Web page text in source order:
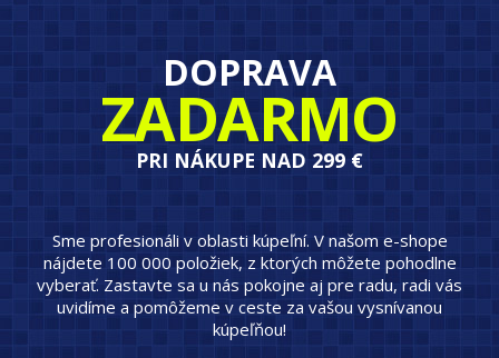
DOPRAVA
ZADARMO
PRI NÁKUPE NAD 299 €
Sme profesionáli v oblasti kúpeľní. V našom e-shope
nájdete 100 000 položiek, z ktorých môžete pohodlne
vyberať. Zastavte sa u nás pokojne aj pre radu, radi vás
uvidíme a pomôžeme v ceste za vašou vysnívanou
kúpeľňou!